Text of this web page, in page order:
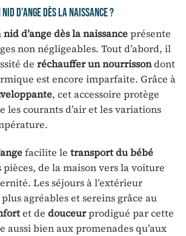
d’ange dès la naissance ?
nid d’ange dès la naissanceprésente
non négligeables. Tout d’abord, il
de réchauffer un nourrissondont
est encore imparfaite. Grâce à
, cet accessoire protège
les courants d’air et les variations
facilite le transport du bébé
de la maison vers la voiture
Les séjours à l’extérieur
agréables et sereins grâce au
et de douceurprodigué par cette
aussi bien aux promenades qu’aux